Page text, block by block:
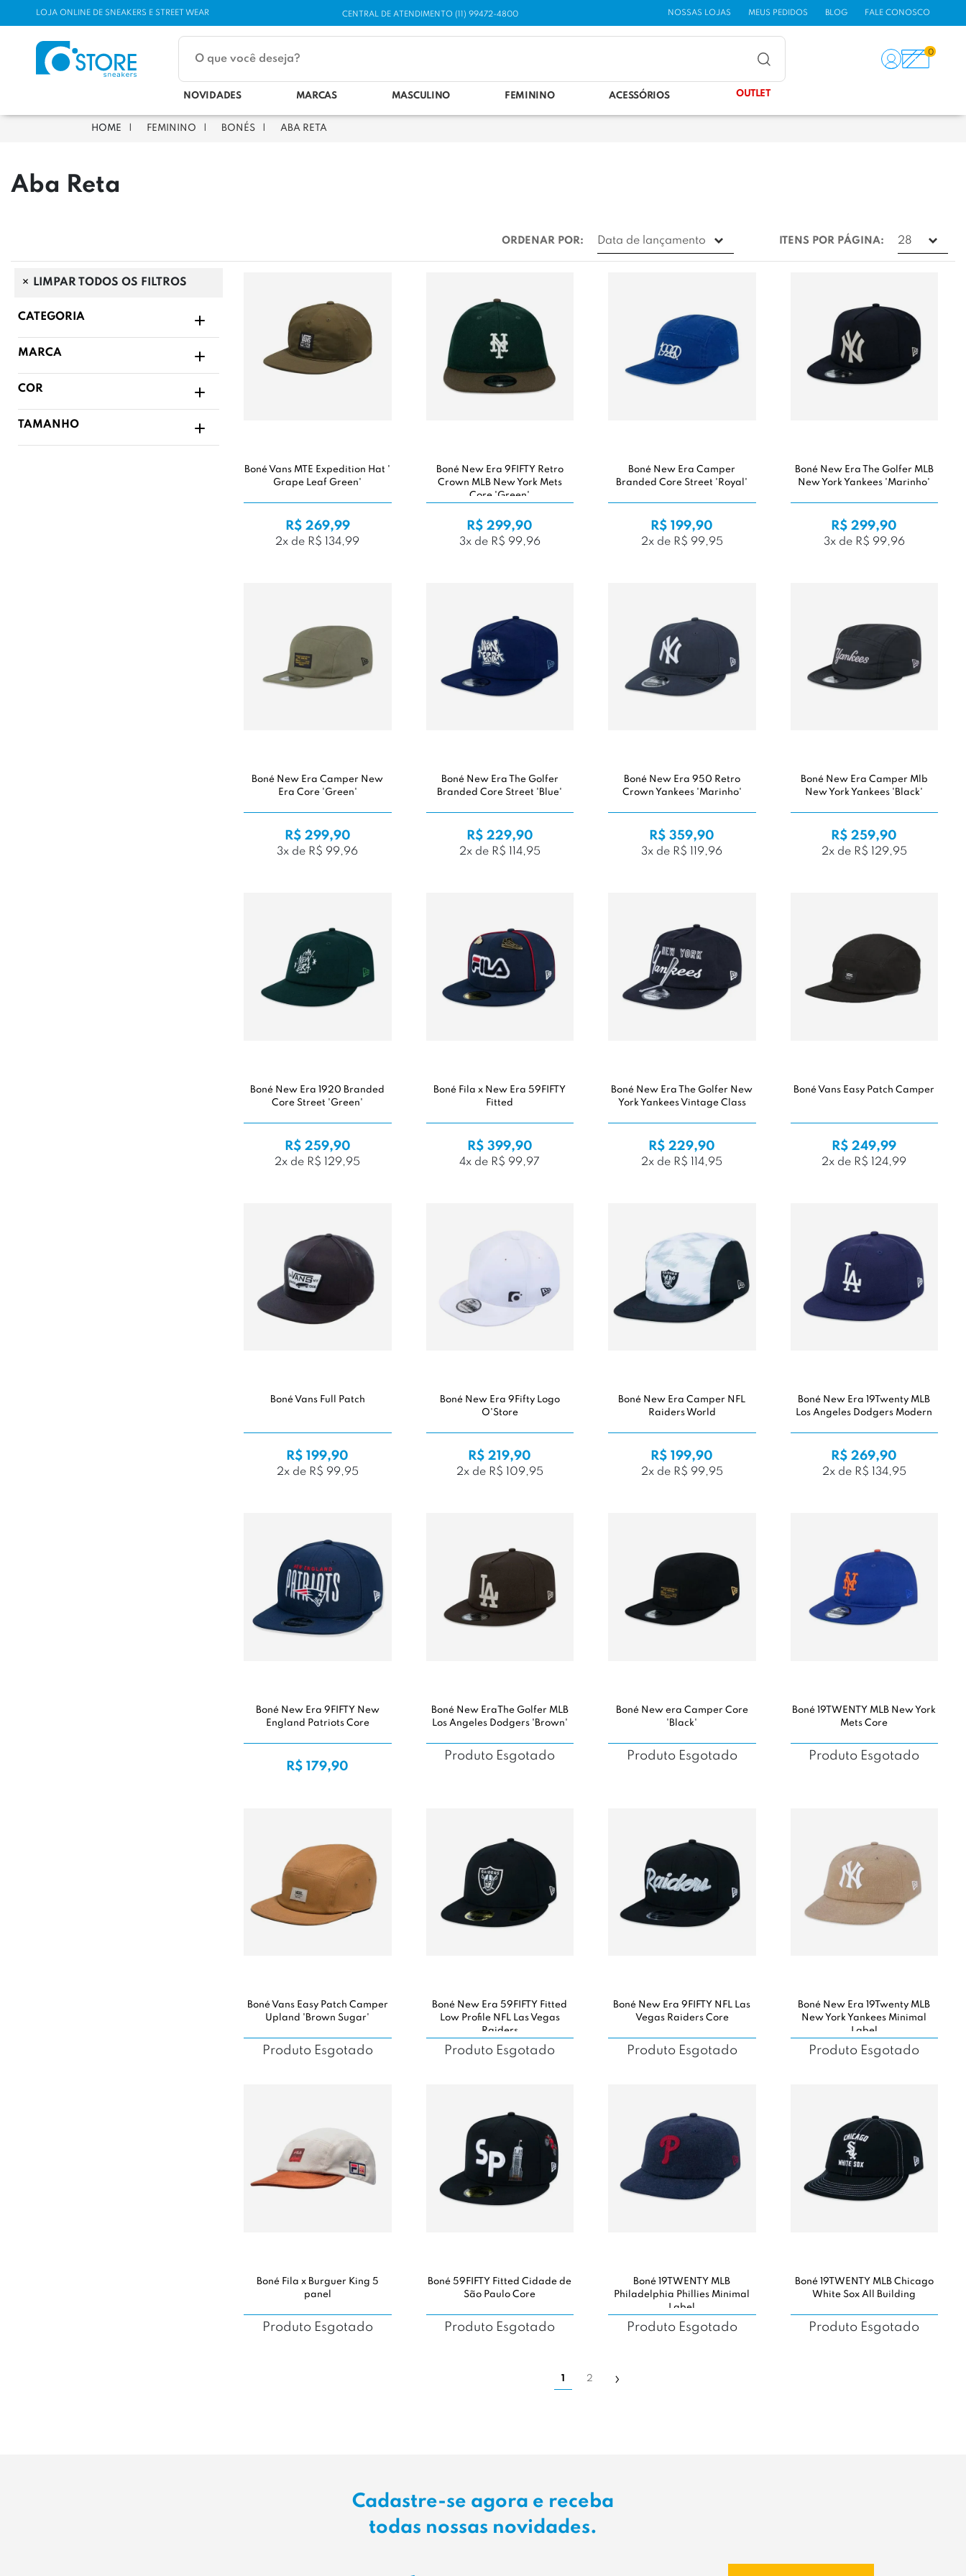
LOJA ONLINE DE SNEAKERS E STREET WEAR CENTRAL DE ATENDIMENTO (11) 99472-4800 NOSSAS LOJAS MEUS PEDIDOS BLOG FALE CONOSCO
0
NOVIDADES MARCAS MASCULINO FEMININO ACESSÓRIOS OUTLET
FEMININO BONÉS ABA RETA
Aba Reta
LIMPAR TODOS OS FILTROS
CATEGORIA
MARCA
COR
TAMANHO
ORDENAR POR: ITENS POR PÁGINA:
Boné Vans MTE Expedition Hat '
Grape Leaf Green'
R$ 269,99
2x de R$ 134,99
Boné New Era 9FIFTY Retro
Crown MLB New York Mets
Core 'Green'
R$ 299,90
3x de R$ 99,96
Boné New Era Camper
Branded Core Street 'Royal'
R$ 199,90
2x de R$ 99,95
Boné New Era The Golfer MLB
New York Yankees 'Marinho'
R$ 299,90
3x de R$ 99,96
Boné New Era Camper New
Era Core 'Green'
R$ 299,90
3x de R$ 99,96
Boné New Era The Golfer
Branded Core Street 'Blue'
R$ 229,90
2x de R$ 114,95
Boné New Era 950 Retro
Crown Yankees 'Marinho'
R$ 359,90
3x de R$ 119,96
Boné New Era Camper Mlb
New York Yankees 'Black'
R$ 259,90
2x de R$ 129,95
Boné New Era 1920 Branded
Core Street 'Green'
R$ 259,90
2x de R$ 129,95
Boné Fila x New Era 59FIFTY
Fitted
R$ 399,90
4x de R$ 99,97
Boné New Era The Golfer New
York Yankees Vintage Class
R$ 229,90
2x de R$ 114,95
Boné Vans Easy Patch Camper
R$ 249,99
2x de R$ 124,99
Boné Vans Full Patch
R$ 199,90
2x de R$ 99,95
Boné New Era 9Fifty Logo
O'Store
R$ 219,90
2x de R$ 109,95
Boné New Era Camper NFL
Raiders World
R$ 199,90
2x de R$ 99,95
Boné New Era 19Twenty MLB
Los Angeles Dodgers Modern
R$ 269,90
2x de R$ 134,95
Boné New Era 9FIFTY New
England Patriots Core
R$ 179,90
Boné New EraThe Golfer MLB
Los Angeles Dodgers 'Brown'
Produto Esgotado
Boné New era Camper Core
'Black'
Produto Esgotado
Boné 19TWENTY MLB New York
Mets Core
Produto Esgotado
Boné Vans Easy Patch Camper
Upland 'Brown Sugar'
Produto Esgotado
Boné New Era 59FIFTY Fitted
Low Profile NFL Las Vegas
Raiders
Produto Esgotado
Boné New Era 9FIFTY NFL Las
Vegas Raiders Core
Produto Esgotado
Boné New Era 19Twenty MLB
New York Yankees Minimal
Label
Produto Esgotado
Boné Fila x Burguer King 5
panel
Produto Esgotado
Boné 59FIFTY Fitted Cidade de
São Paulo Core
Produto Esgotado
Boné 19TWENTY MLB
Philadelphia Phillies Minimal
Label
Produto Esgotado
Boné 19TWENTY MLB Chicago
White Sox All Building
Produto Esgotado
1 2
Cadastre-se agora e receba
todas nossas novidades.